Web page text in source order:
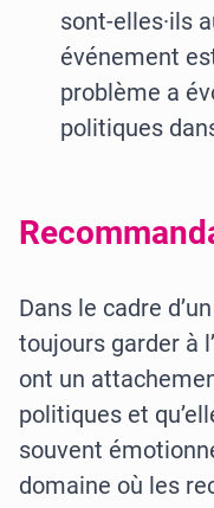
sont-elles·ils
événement
problème a
politiques
Dans le cadre
toujours garder à
ont un
politiques et
souvent
domaine où les